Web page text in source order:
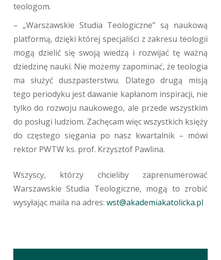
teologom.
– „Warszawskie Studia Teologiczne” są naukową
platformą, dzięki której specjaliści z zakresu teologii
mogą dzielić się swoją wiedzą i rozwijać tę ważną
dziedzinę nauki. Nie możemy zapominać, że teologia
ma służyć duszpasterstwu. Dlatego drugą misją
tego periodyku jest dawanie kapłanom inspiracji, nie
tylko do rozwoju naukowego, ale przede wszystkim
do posługi ludziom. Zachęcam więc wszystkich księży
do częstego sięgania po nasz kwartalnik – mówi
rektor PWTW ks. prof. Krzysztof Pawlina.
Wszyscy, którzy chcieliby zaprenumerować
Warszawskie Studia Teologiczne, mogą to zrobić
wysyłając maila na adres: wst@akademiakatolicka.pl